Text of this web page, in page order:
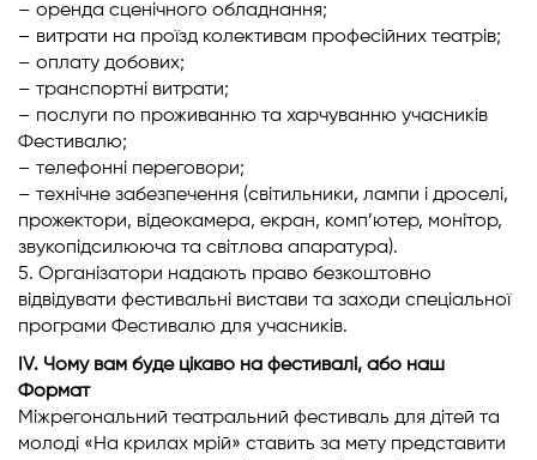
– оренда сценічного обладнання;
– витрати на проїзд колективам професійних театрів;
– оплату добових;
– транспортні витрати;
– послуги по проживанню та харчуванню учасників
Фестивалю;
– телефонні переговори;
– технічне забезпечення (світильники, лампи і дроселі,
прожектори, відеокамера, екран, комп’ютер, монітор,
звукопідсилююча та світлова апаратура).
5. Організатори надають право безкоштовно
відвідувати фестивальні вистави та заходи спеціальної
програми Фестивалю для учасників.
IV. Чому вам буде цікаво на фестивалі, або наш
Формат
Міжрегональний театральний фестиваль для дітей та
молоді «На крилах мрій» ставить за мету представити